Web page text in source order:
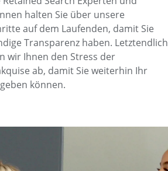
halten Sie über unsere
auf dem Laufenden, damit Sie
Transparenz haben. Letztendlich
wir Ihnen den Stress der
ab, damit Sie weiterhin Ihr
können.